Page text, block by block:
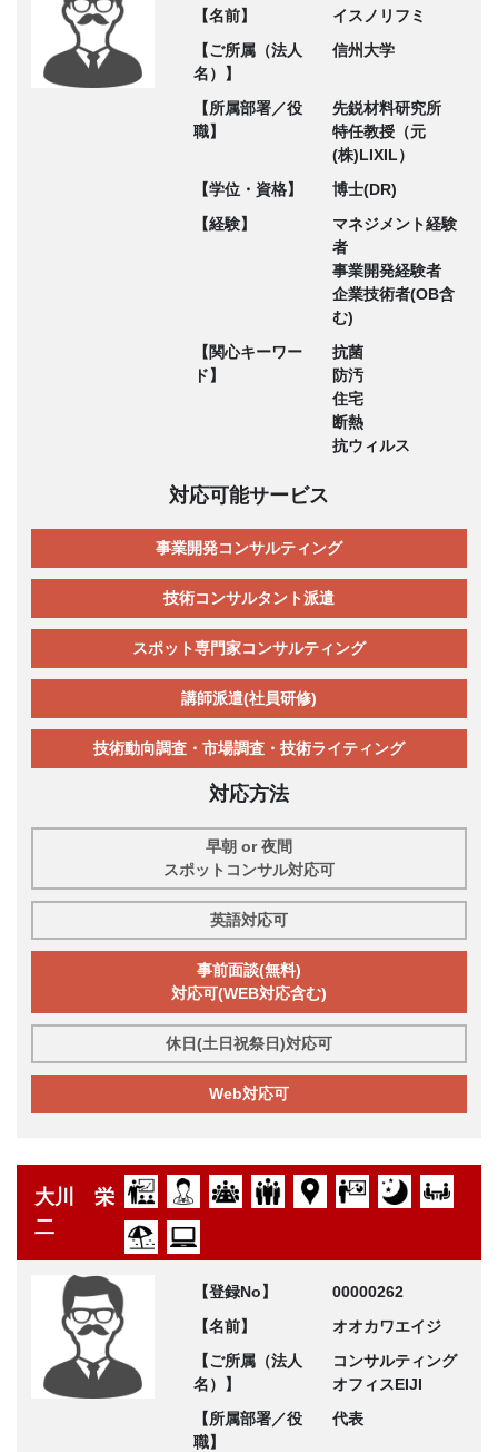
【名前】
イスノリフミ
【ご所属（法人
名）】
信州大学
【所属部署／役
職】
先鋭材料研究所
特任教授（元
(株)LIXIL）
【学位・資格】
博士(DR)
【経験】
マネジメント経験
者
事業開発経験者
企業技術者(OB含
む)
【関心キーワー
ド】
抗菌
防汚
住宅
断熱
抗ウィルス
対応可能サービス
事業開発コンサルティング
技術コンサルタント派遣
スポット専門家コンサルティング
講師派遣(社員研修)
技術動向調査・市場調査・技術ライティング
対応方法
早朝 or 夜間
スポットコンサル対応可
英語対応可
事前面談(無料)
対応可(WEB対応含む)
休日(土日祝祭日)対応可
Web対応可
大川 栄
二
【登録No】
00000262
【名前】
オオカワエイジ
【ご所属（法人
名）】
コンサルティング
オフィスEIJI
【所属部署／役
職】
代表